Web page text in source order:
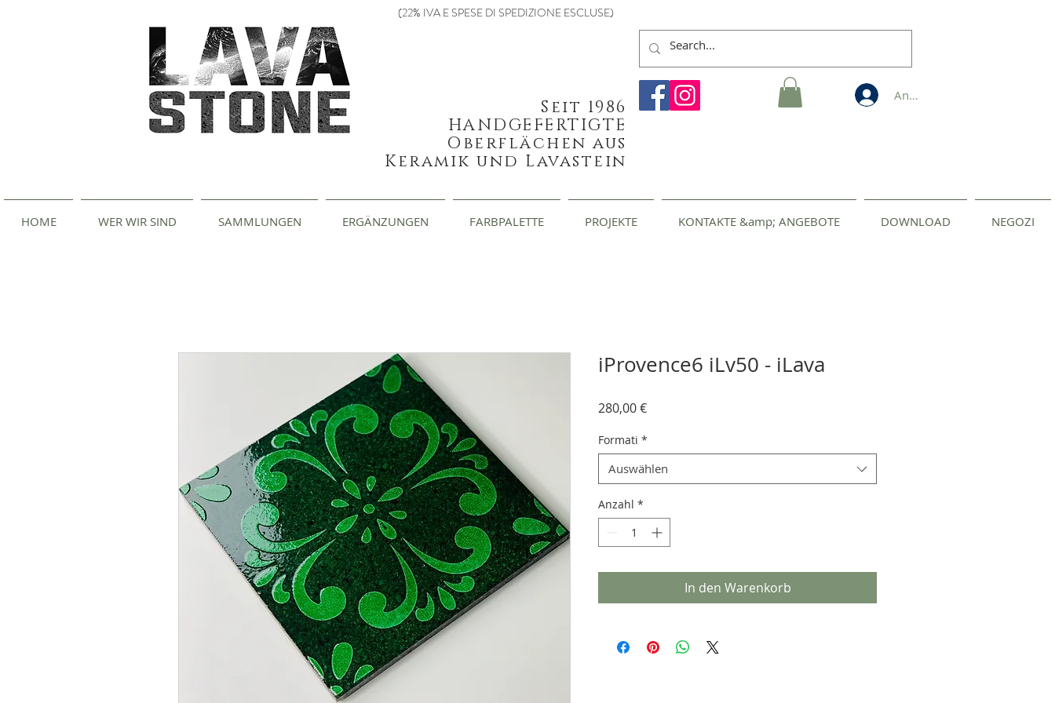
(22% IVA E SPESE DI SPEDIZIONE ESCLUSE)
Seit 1986
HANDGEFERTIGTE
Oberflächen aus
Keramik und Lavastein
Anmelden
HOME WER WIR SIND SAMMLUNGEN ERGÄNZUNGEN FARBPALETTE PROJEKTE KONTAKTE &amp; ANGEBOTE DOWNLOAD NEGOZI
iProvence6 iLv50 - iLava
280,00 €Preis
Formati *
Auswählen
Anzahl *
In den Warenkorb